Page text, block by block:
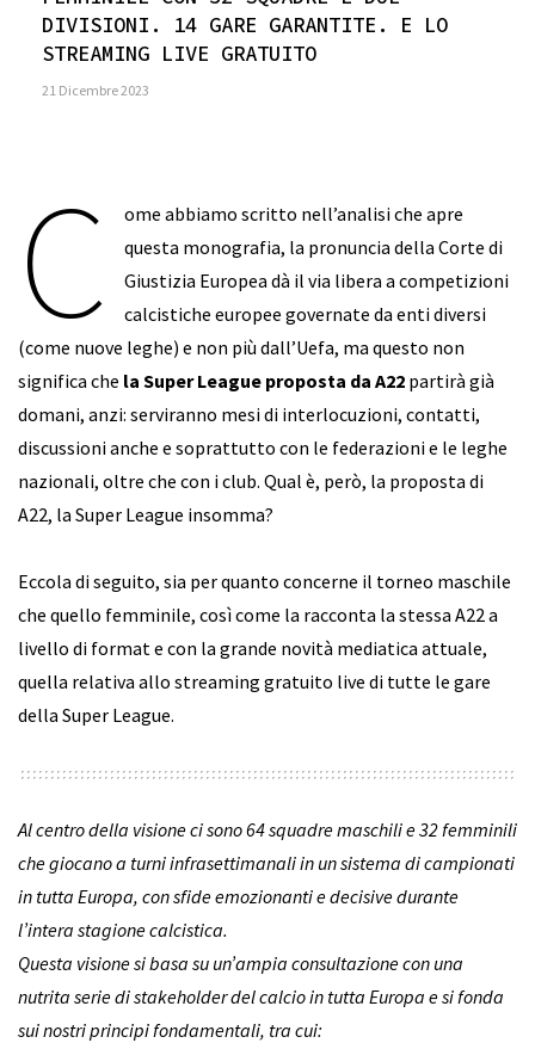
DIVISIONI. 14 GARE GARANTITE. E LO
STREAMING LIVE GRATUITO
21 Dicembre 2023
C
ome abbiamo scritto nell’analisi che apre
questa monografia, la pronuncia della Corte di
Giustizia Europea dà il via libera a competizioni
calcistiche europee governate da enti diversi
(come nuove leghe) e non più dall’Uefa, ma questo non
significa che la Super League proposta da A22 partirà già
domani, anzi: serviranno mesi di interlocuzioni, contatti,
discussioni anche e soprattutto con le federazioni e le leghe
nazionali, oltre che con i club. Qual è, però, la proposta di
A22, la Super League insomma?
Eccola di seguito, sia per quanto concerne il torneo maschile
che quello femminile, così come la racconta la stessa A22 a
livello di format e con la grande novità mediatica attuale,
quella relativa allo streaming gratuito live di tutte le gare
della Super League.
Al centro della visione ci sono 64 squadre maschili e 32 femminili
che giocano a turni infrasettimanali in un sistema di campionati
in tutta Europa, con sfide emozionanti e decisive durante
l’intera stagione calcistica.
Questa visione si basa su un’ampia consultazione con una
nutrita serie di stakeholder del calcio in tutta Europa e si fonda
sui nostri principi fondamentali, tra cui: